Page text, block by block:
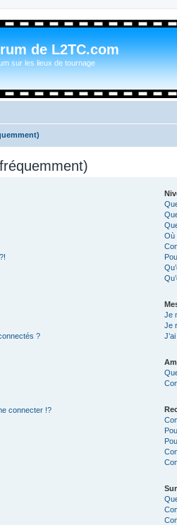
de L2TC.com
sur les lieux de tournage
?
connecter !?
Où
Je
Je